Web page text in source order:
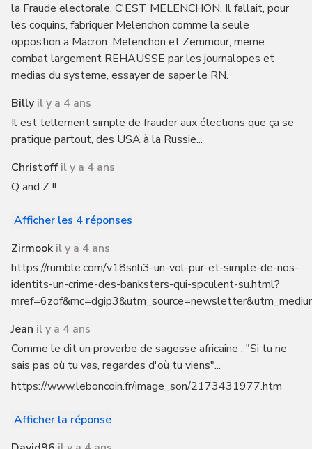
la Fraude electorale, C'EST MELENCHON. Il fallait, pour
les coquins, fabriquer Melenchon comme la seule
oppostion a Macron. Melenchon et Zemmour, meme
combat largement REHAUSSE par les journalopes et
medias du systeme, essayer de saper le RN.
Billy il y a 4 ans
Il est tellement simple de frauder aux élections que ça se
pratique partout, des USA à la Russie...
Christoff il y a 4 ans
Q and Z !!
Afficher les 4 réponses
Zirmook il y a 4 ans
https://rumble.com/v18snh3-un-vol-pur-et-simple-de-nos-
identits-un-crime-des-banksters-qui-spculent-su.html?
Jean il y a 4 ans
Comme le dit un proverbe de sagesse africaine ; "Si tu ne
sais pas où tu vas, regardes d'où tu viens"...
https://www.leboncoin.fr/image_son/2173431977.htm
Afficher la réponse